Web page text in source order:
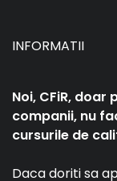
INFORMATII
Noi, CFiR,
companii, nu
cursurile de
Daca doriti sa